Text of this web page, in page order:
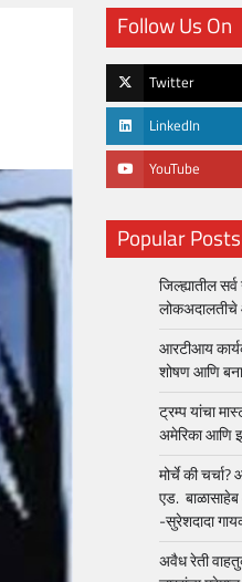
Follow Us On
Twitter
LinkedIn
YouTube
Popular Posts
जिल्ह्यातील
आरटीआय
शोषण आणि
ट्रम्प यांचा
अमेरिका
मोर्चे की चर्चा?
एड.
-सुरेशदादा
अवैध रेती